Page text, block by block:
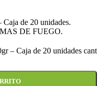
de 20 unidades.
DE FUEGO.
– Caja de 20 unidades